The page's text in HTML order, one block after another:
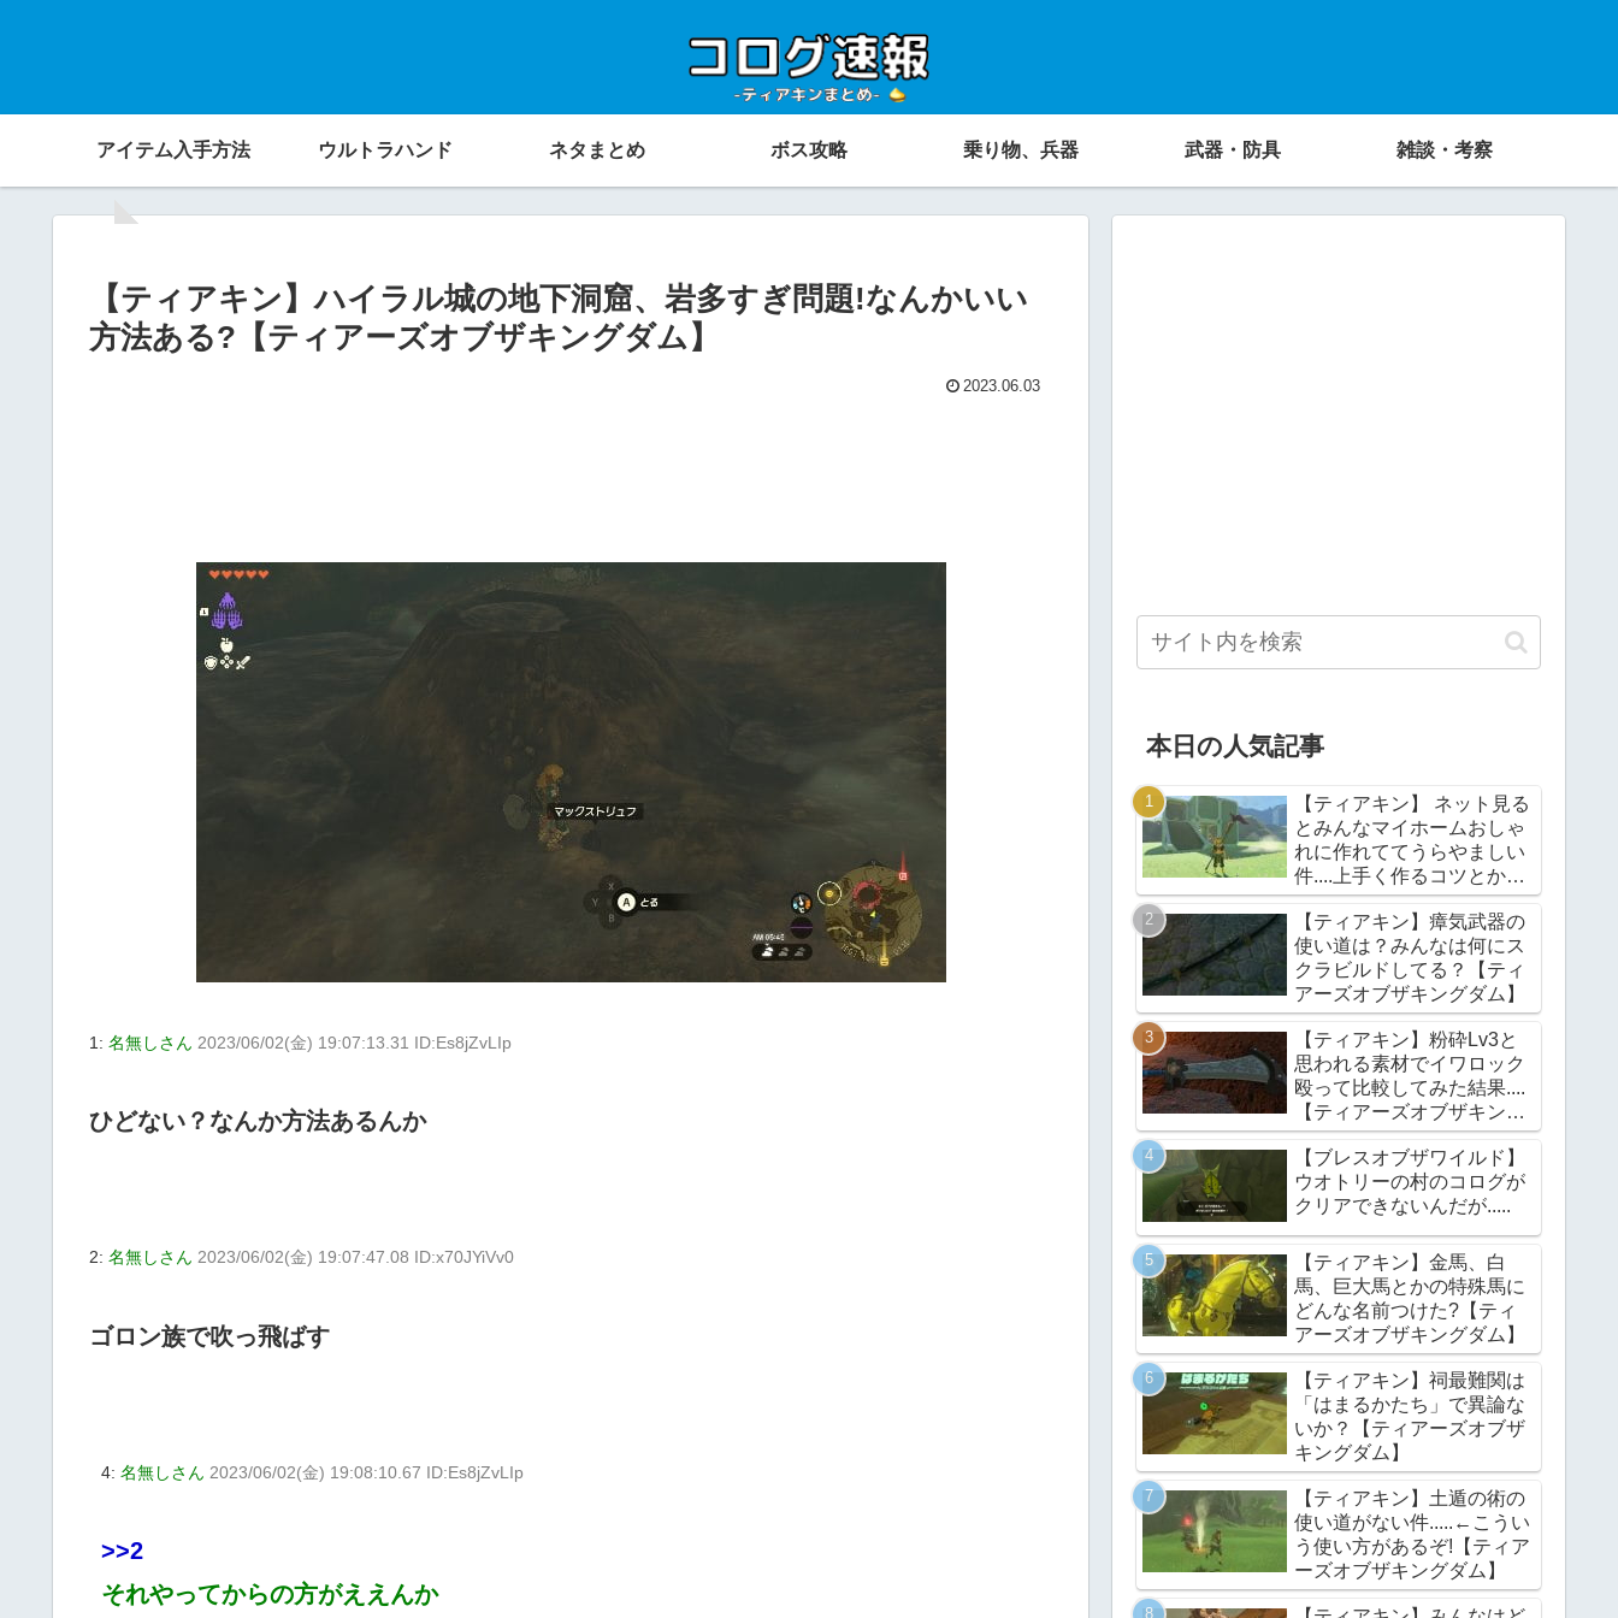
アイテム入手方法 ウルトラハンド ネタまとめ ボス攻略 乗り物、兵器 武器・防具 雑談・考察
【ティアキン】ハイラル城の地下洞窟、岩多すぎ問題!なんかいい
方法ある?【ティアーズオブザキングダム】
2023.06.03
1: 名無しさん 2023/06/02(金) 19:07:13.31 ID:Es8jZvLIp
ひどない？なんか方法あるんか
2: 名無しさん 2023/06/02(金) 19:07:47.08 ID:x70JYiVv0
ゴロン族で吹っ飛ばす
4: 名無しさん 2023/06/02(金) 19:08:10.67 ID:Es8jZvLIp
>>2
それやってからの方がええんか
本日の人気記事
【ティアキン】 ネット見る
とみんなマイホームおしゃ
れに作れててうらやましい
件....上手く作るコツとかあ
る？【ティアーズオブザキ
ングダム】
【ティアキン】瘴気武器の
使い道は？みんなは何にス
クラビルドしてる？【ティ
アーズオブザキングダム】
【ティアキン】粉砕Lv3と
思われる素材でイワロック
殴って比較してみた結果....
【ティアーズオブザキング
ダム】
【ブレスオブザワイルド】
ウオトリーの村のコログが
クリアできないんだが.....
【ティアキン】金馬、白
馬、巨大馬とかの特殊馬に
どんな名前つけた?【ティ
アーズオブザキングダム】
【ティアキン】祠最難関は
「はまるかたち」で異論な
いか？【ティアーズオブザ
キングダム】
【ティアキン】土遁の術の
使い道がない件.....←こうい
う使い方があるぞ!【ティア
ーズオブザキングダム】